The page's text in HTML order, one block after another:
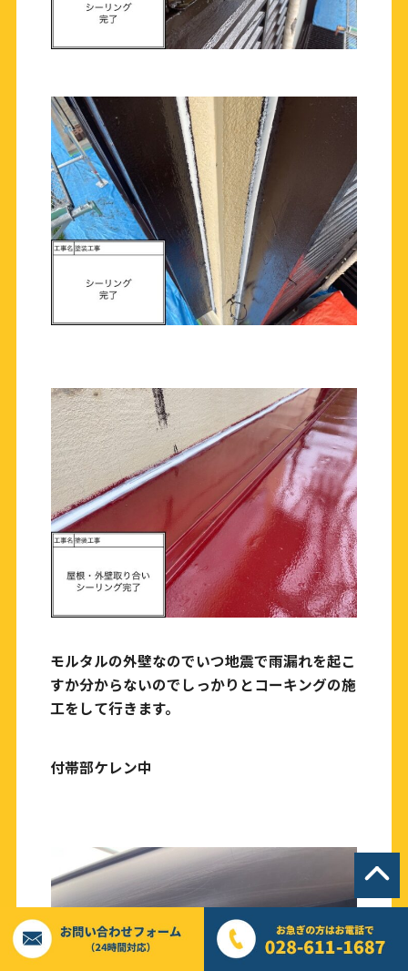
モルタルの外壁なのでいつ地震で雨漏れを起こ
すか分からないのでしっかりとコーキングの施
工をして行きます。
付帯部ケレン中